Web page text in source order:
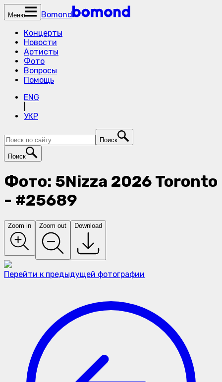
Меню
Bomond
Концерты
Новости
Артисты
Фото
Вопросы
Помощь
ENG
УКР
Поиск
Поиск
Фото: 5Nizza 2026 Toronto
- #25689
Zoom in Zoom out Download
Перейти к предыдущей фотографии